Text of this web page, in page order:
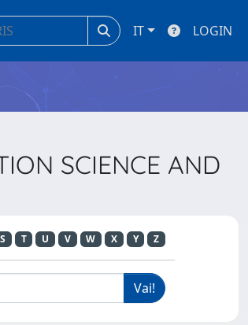
IT LOGIN
SCIENCE AND
S T U V W X Y Z